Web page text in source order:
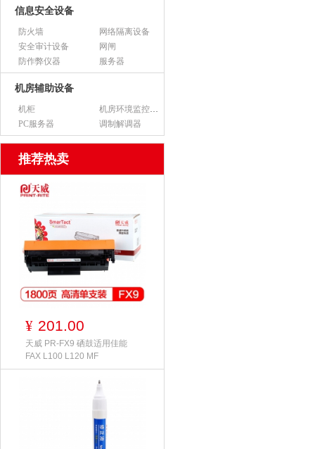
信息安全设备
防火墙
网络隔离设备
安全审计设备
网闸
防作弊仪器
服务器
机房辅助设备
机柜
机房环境监控设备
PC服务器
调制解调器
推荐热卖
¥ 201.00
天威 PR-FX9 硒鼓适用佳能
FAX L100 L120 MF